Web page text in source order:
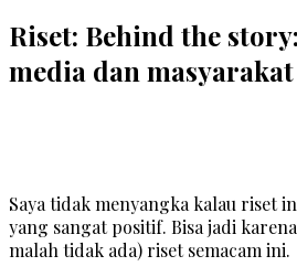
Riset: Behind the
media dan
Saya tidak menyangka kalau riset
yang sangat positif. Bisa jadi
malah tidak ada) riset semacam ini.